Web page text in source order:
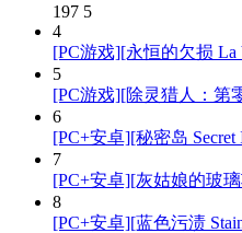
197 5
4
[PC游戏][永恒的欠损 La
5
[PC游戏][除灵猎人：第
6
[PC+安卓][秘密岛 Secret
7
[PC+安卓][灰姑娘的玻璃
8
[PC+安卓][蓝色污渍